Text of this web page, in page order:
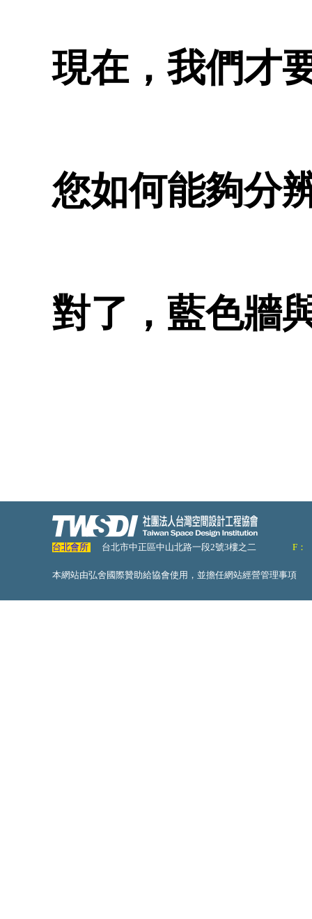
現在，我們才
您如何能夠分
對了，藍色牆
台北會所 台北市中正區中山北路一段2號3樓之二 F：
本網站由弘舍國際贊助給協會使用，並擔任網站經營管理事項